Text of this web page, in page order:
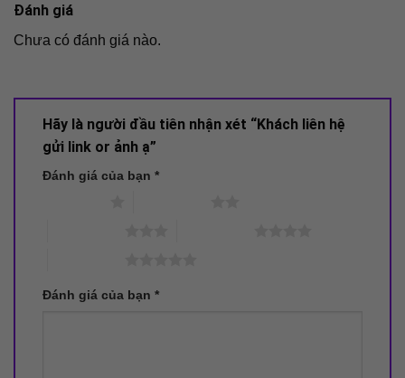
Đánh giá
Chưa có đánh giá nào.
Hãy là người đầu tiên nhận xét “Khách liên hệ
gửi link or ảnh ạ”
Đánh giá của bạn *
Đánh giá của bạn *